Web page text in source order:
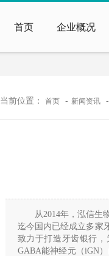
首页 企业概况
当前位置： 首页 新闻资讯
从2014年，泓信生
迄今国内已经成立多家
致力于打造牙齿银行
GABA能神经元（iGN